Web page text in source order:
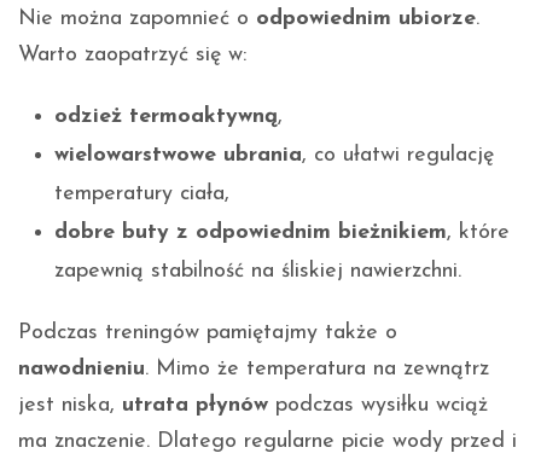
Nie można zapomnieć o odpowiednim ubiorze.
Warto zaopatrzyć się w:
odzież termoaktywną,
wielowarstwowe ubrania, co ułatwi regulację
temperatury ciała,
dobre buty z odpowiednim bieżnikiem, które
zapewnią stabilność na śliskiej nawierzchni.
Podczas treningów pamiętajmy także o
nawodnieniu. Mimo że temperatura na zewnątrz
jest niska, utrata płynów podczas wysiłku wciąż
ma znaczenie. Dlatego regularne picie wody przed i